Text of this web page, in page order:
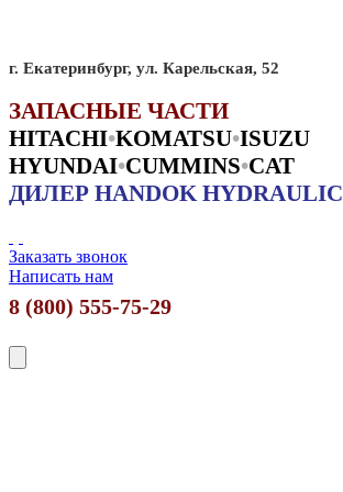
г. Екатеринбург, ул. Карельская, 52
ЗАПАСНЫЕ ЧАСТИ
HITACHI•KOMATSU•ISUZU
HYUNDAI•CUMMINS•CAT
ДИЛЕР HANDOK HYDRAULIC
Заказать звонок
Написать нам
8 (800) 555-75-29